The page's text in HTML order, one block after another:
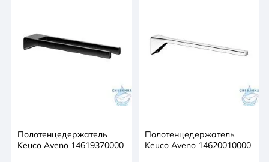
Полотенцедержатель
Keuco Aveno 14619370000
Полотенцедержатель
Keuco Aveno 14620010000